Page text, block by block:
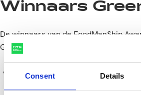
Consent Details
Winnaars
De winnaars van de FoodManShip
Green & Tech zijn:
Winnaar: The Rib Hunter –